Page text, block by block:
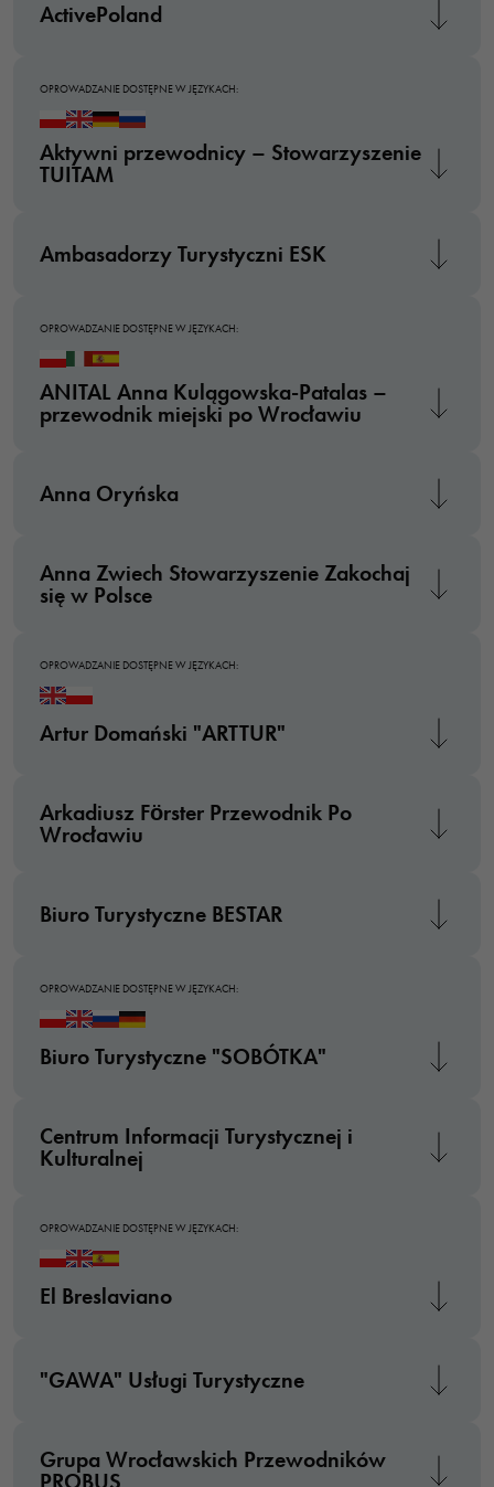
ActivePoland
OPROWADZANIE DOSTĘPNE W JĘZYKACH:
Aktywni przewodnicy – Stowarzyszenie
TUITAM
Ambasadorzy Turystyczni ESK
OPROWADZANIE DOSTĘPNE W JĘZYKACH:
ANITAL Anna Kulągowska-Patalas –
przewodnik miejski po Wrocławiu
Anna Oryńska
Anna Zwiech Stowarzyszenie Zakochaj
się w Polsce
OPROWADZANIE DOSTĘPNE W JĘZYKACH:
Artur Domański "ARTTUR"
Arkadiusz Förster Przewodnik Po
Wrocławiu
Biuro Turystyczne BESTAR
OPROWADZANIE DOSTĘPNE W JĘZYKACH:
Biuro Turystyczne "SOBÓTKA"
Centrum Informacji Turystycznej i
Kulturalnej
OPROWADZANIE DOSTĘPNE W JĘZYKACH:
El Breslaviano
"GAWA" Usługi Turystyczne
Grupa Wrocławskich Przewodników
PROBUS